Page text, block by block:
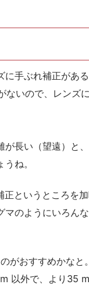
に手ぶれ補正があ
いので、レンズ
長い（望遠）と
ね。
というところを
のようにいろん
がおすすめかなと
以外で、より35